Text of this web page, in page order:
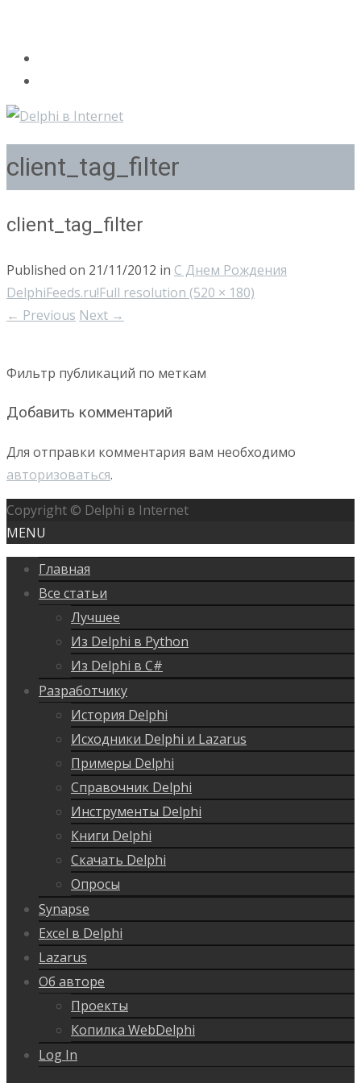
client_tag_filter
client_tag_filter
Published on 21/11/2012 in С Днем Рождения
DelphiFeeds.ru!Full resolution (520 × 180)
← Previous Next →
Фильтр публикаций по меткам
Добавить комментарий
Для отправки комментария вам необходимо
авторизоваться.
Copyright © Delphi в Internet
MENU
Главная
Все статьи
Лучшее
Из Delphi в Python
Из Delphi в C#
Разработчику
История Delphi
Исходники Delphi и Lazarus
Примеры Delphi
Справочник Delphi
Инструменты Delphi
Книги Delphi
Скачать Delphi
Опросы
Synapse
Excel в Delphi
Lazarus
Об авторе
Проекты
Копилка WebDelphi
Log In